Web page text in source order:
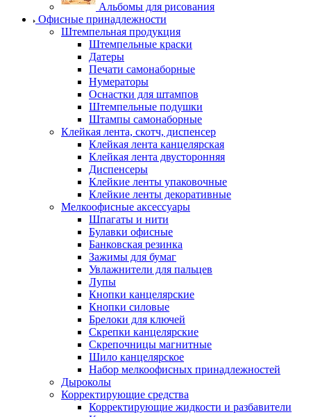
Альбомы для рисования
Офисные принадлежности
Штемпельная продукция
Штемпельные краски
Датеры
Печати самонаборные
Нумераторы
Оснастки для штампов
Штемпельные подушки
Штампы самонаборные
Клейкая лента, скотч, диспенсер
Клейкая лента канцелярская
Клейкая лента двусторонняя
Диспенсеры
Клейкие ленты упаковочные
Клейкие ленты декоративные
Мелкоофисные аксессуары
Шпагаты и нити
Булавки офисные
Банковская резинка
Зажимы для бумаг
Увлажнители для пальцев
Лупы
Кнопки канцелярские
Кнопки силовые
Брелоки для ключей
Скрепки канцелярские
Скрепочницы магнитные
Шило канцелярское
Набор мелкоофисных принадлежностей
Дыроколы
Корректирующие средства
Корректирующие жидкости и разбавители